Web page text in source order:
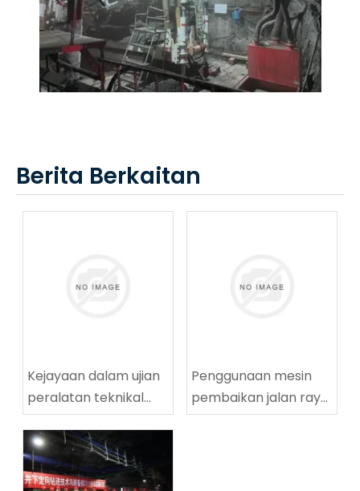
Berita Berkaitan
Kejayaan dalam ujian
peralatan teknikal
penggerudian
lingkaran tinggi
ZDY2800LG
Penggunaan mesin
pembaikan jalan raya
yang berjaya di